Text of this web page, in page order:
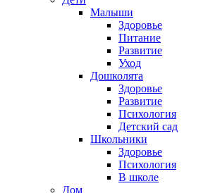
Малыши
Здоровье
Питание
Развитие
Уход
Дошколята
Здоровье
Развитие
Психология
Детский сад
Школьники
Здоровье
Психология
В школе
Дом